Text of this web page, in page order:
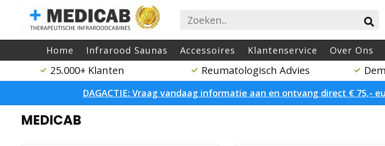
Home Infrarood Saunas Accessoires Klantenservice Over Ons
25.000+ Klanten Reumatologisch Advies
DAGACTIE: Vraag vandaag informatie aan en ontvang direct € 75,-
MEDICAB